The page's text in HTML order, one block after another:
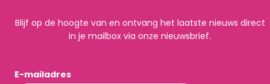
Blijf op de hoogte van en ontvang het laatste nieuws direct
in je mailbox via onze nieuwsbrief.
E-mailadres